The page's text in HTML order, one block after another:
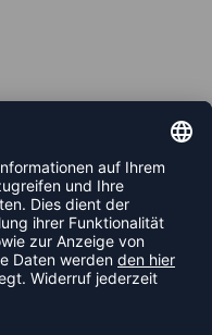
VERPASSE KEINE